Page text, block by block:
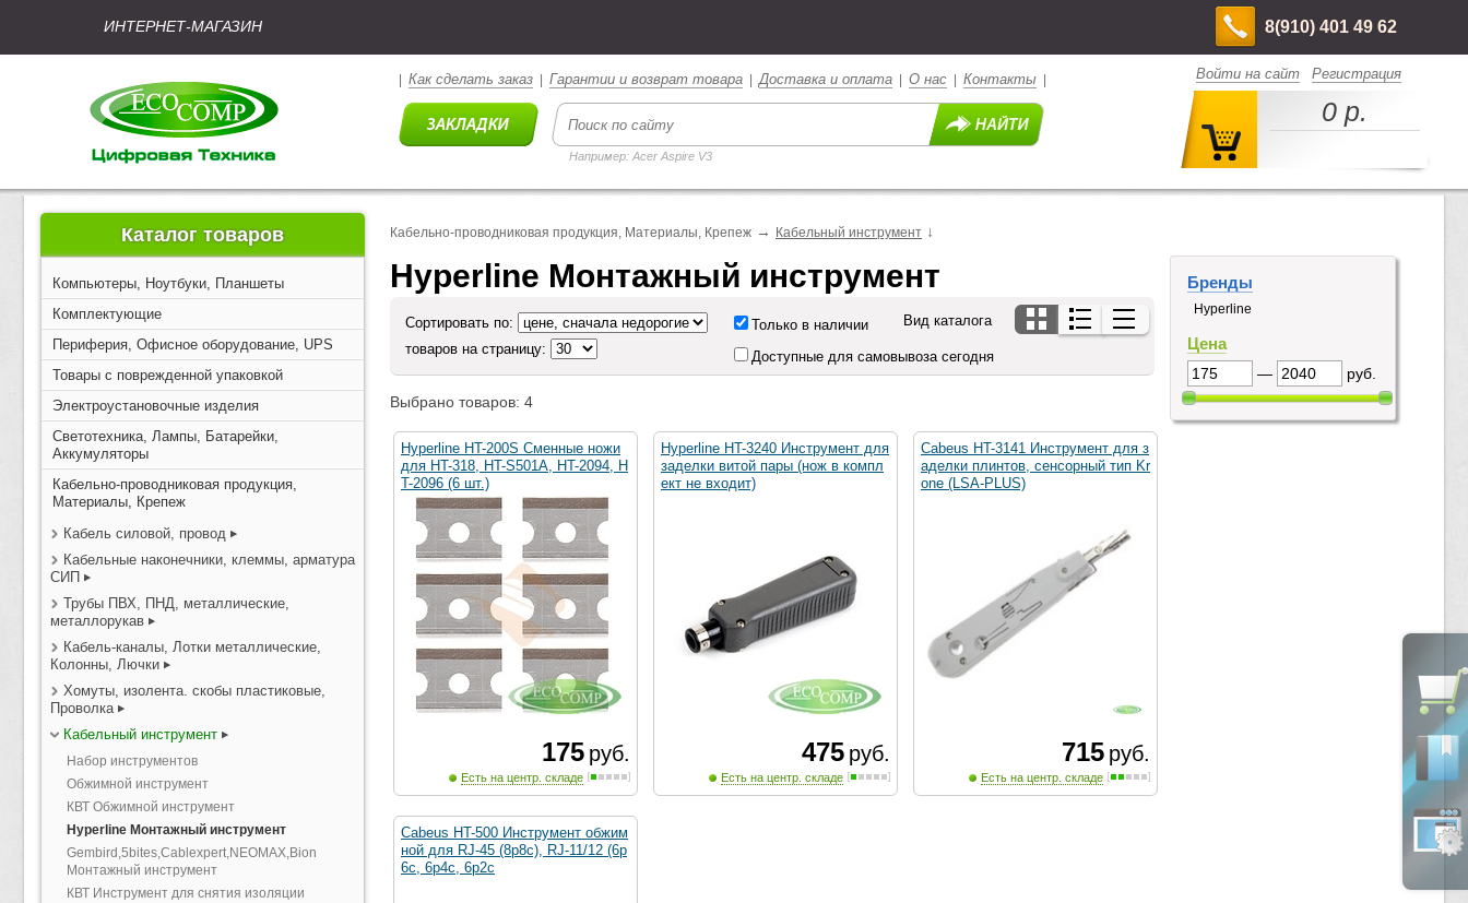
ИНТЕРНЕТ-МАГАЗИН 8(910) 401 49 62
Как сделать заказ Гарантии и возврат товара |Доставка и оплата О нас Контакты
Например: Acer Aspire V3
Войти на сайт Регистрация
0 р.
Каталог товаров
Компьютеры, Ноутбуки, Планшеты
Комплектующие
Периферия, Офисное оборудование, UPS
Товары с поврежденной упаковкой
Электроустановочные изделия
Светотехника, Лампы, Батарейки,
Аккумуляторы
Кабельно-проводниковая продукция,
Материалы, Крепеж
Кабель силовой, провод
Кабельные наконечники, клеммы, арматура
СИП
Трубы ПВХ, ПНД, металлические,
металлорукав
Кабель-каналы, Лотки металлические,
Колонны, Лючки
Хомуты, изолента. скобы пластиковые,
Проволка
Кабельный инструмент
Набор инструментов
Обжимной инструмент
КВТ Обжимной инструмент
Hyperline Монтажный инструмент
Gembird,5bites,Cablexpert,NEOMAX,Bion
Монтажный инструмент
КВТ Инструмент для снятия изоляции
Кабельно-проводниковая продукция, Материалы, Крепеж → Кабельный инструмент ↓
Hyperline Монтажный инструмент
Сортировать по:
товаров на страницу:
Только в наличии
Доступные для самовывоза сегодня
Вид каталога
Выбрано товаров: 4
Hyperline HT-200S Сменные ножи
для HT-318, HT-S501A, HT-2094, H
T-2096 (6 шт.)
175 руб.
Есть на центр. складе
Hyperline HT-3240 Инструмент для
заделки витой пары (нож в компл
ект не входит)
475 руб.
Есть на центр. складе
Cabeus HT-3141 Инструмент для з
аделки плинтов, сенсорный тип Kr
one (LSA-PLUS)
715 руб.
Есть на центр. складе
Cabeus HT-500 Инструмент обжим
ной для RJ-45 (8р8с), RJ-11/12 (6р
6с, 6р4с, 6р2с
Бренды
Hyperline
Цена
— руб.